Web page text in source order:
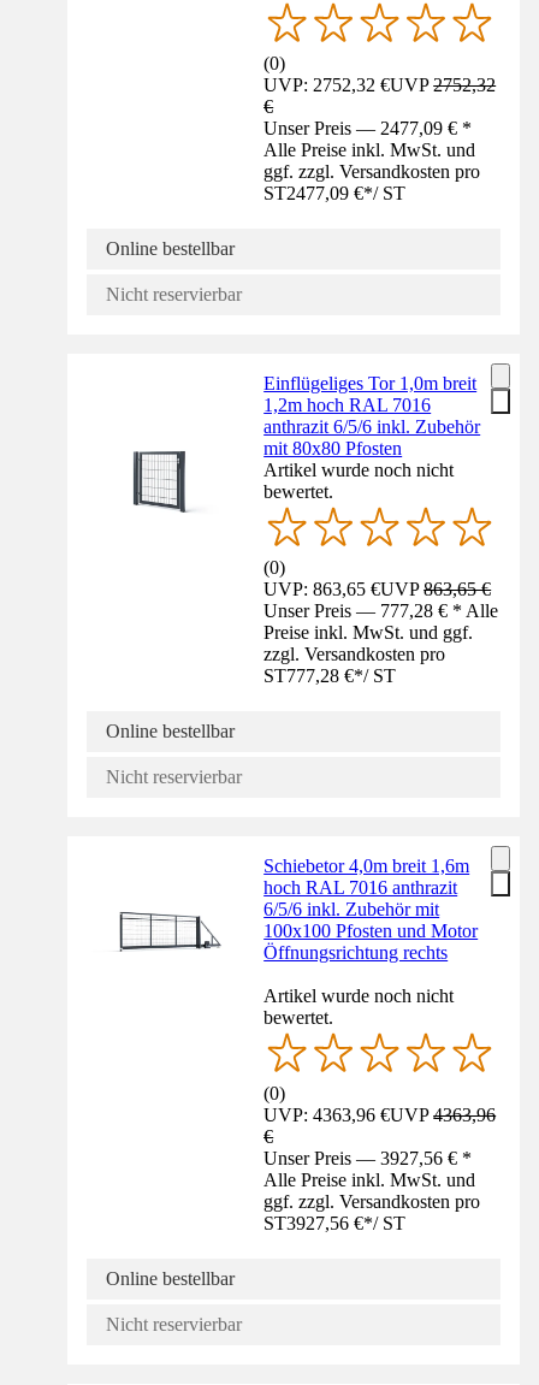
(0)
UVP: 2752,32 €UVP2752,32
€
Unser Preis — 2477,09 € *
Alle Preise inkl. MwSt. und
ggf. zzgl. Versandkosten pro
ST2477,09 €*/ ST
Online bestellbar
Nicht reservierbar
Einflügeliges Tor 1,0m breit
1,2m hoch RAL 7016
anthrazit 6/5/6 inkl. Zubehör
mit 80x80 Pfosten
Artikel wurde noch nicht
bewertet.
(0)
UVP: 863,65 €UVP863,65 €
Unser Preis — 777,28 € * Alle
Preise inkl. MwSt. und ggf.
zzgl. Versandkosten pro
ST777,28 €*/ ST
Online bestellbar
Nicht reservierbar
Schiebetor 4,0m breit 1,6m
hoch RAL 7016 anthrazit
6/5/6 inkl. Zubehör mit
100x100 Pfosten und Motor
Öffnungsrichtung rechts
Artikel wurde noch nicht
bewertet.
(0)
UVP: 4363,96 €UVP4363,96
€
Unser Preis — 3927,56 € *
Alle Preise inkl. MwSt. und
ggf. zzgl. Versandkosten pro
ST3927,56 €*/ ST
Online bestellbar
Nicht reservierbar